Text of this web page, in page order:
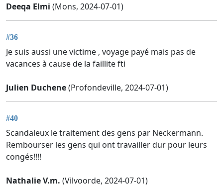
Deeqa Elmi (Mons, 2024-07-01)
#36
Je suis aussi une victime , voyage payé mais pas de
vacances à cause de la faillite fti
Julien Duchene(Profondeville, 2024-07-01)
#40
Scandaleux le traitement des gens par Neckermann.
Rembourser les gens qui ont travailler dur pour leurs
congés!!!!
Nathalie V.m. (Vilvoorde, 2024-07-01)